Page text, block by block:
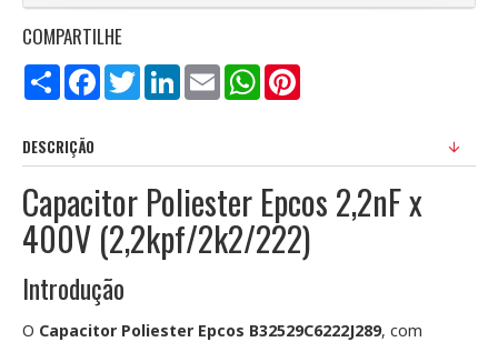
COMPARTILHE
Compartilhar
FacebookTwitterLinkedInEmail WhatsApp
DESCRIÇÃO
Capacitor Poliester Epcos 2,2nF x
400V (2,2kpf/2k2/222)
Introdução
O Capacitor Poliester Epcos B32529C6222J289, com